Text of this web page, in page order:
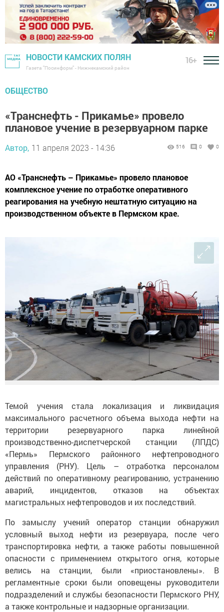
НОВОСТИ КАМСКИХ ПОЛЯН
Газета "Посинформ" - Нижнекамский район
16+
ОБЩЕСТВО
«Транснефть - Прикамье» провело
плановое учение в резервуарном парке
Автор, 11 апреля 2023 - 14:36 516 0 0
АО «Транснефть – Прикамье» провело плановое
комплексное учение по отработке оперативного
реагирования на учебную нештатную ситуацию на
производственном объекте в Пермском крае.
Темой учения стала локализация и ликвидация
максимального расчетного объема выхода нефти на
территории резервуарного парка линейной
производственно-диспетчерской станции (ЛПДС)
«Пермь» Пермского районного нефтепроводного
управления (РНУ). Цель – отработка персоналом
действий по оперативному реагированию, устранению
аварий, инцидентов, отказов на объектах
магистральных нефтепроводов и их последствий.
По замыслу учений оператор станции обнаружил
условный выход нефти из резервуара, после чего
транспортировка нефти, а также работы повышенной
опасности с применением открытого огня, которые
велись на станции, были «приостановлены». В
регламентные сроки были оповещены руководители
подразделений и службы безопасности Пермского РНУ,
а также контрольные и надзорные организации.